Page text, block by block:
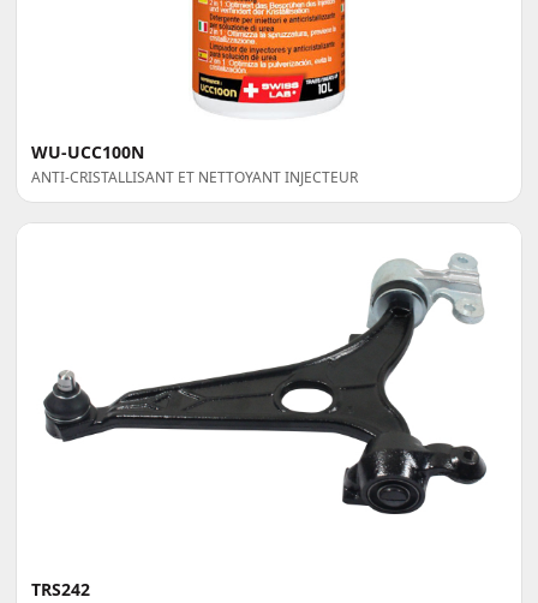
WU-UCC100N
ANTI-CRISTALLISANT ET NETTOYANT INJECTEUR
TRS242